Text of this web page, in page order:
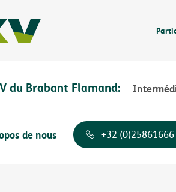
du Brabant Flamand:
de nous +32 (0)25861666